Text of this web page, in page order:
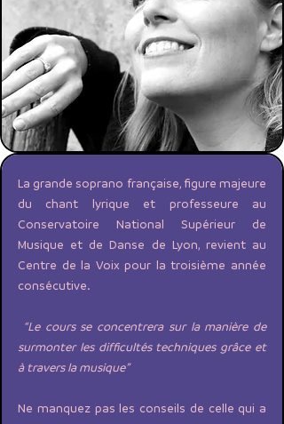
​​La grande soprano française, figure majeure
du chant lyrique et professeure au
Conservatoire National Supérieur de
Musique et de Danse de Lyon, revient au
Centre de la Voix pour la troisième année
consécutive.
“Le cours se concentrera sur la manière de
surmonter les difficultés techniques grâce et
à travers la musique”
Ne manquez pas les conseils de celle qui a